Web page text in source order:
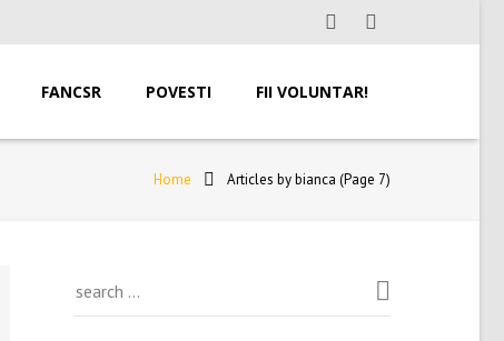
FANCSR POVESTI FII VOLUNTAR!
Home Articles by bianca (Page 7)